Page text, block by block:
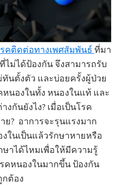
คติดต่อทางเพศสัมพันธ์ ที่มา
ไม่ได้ป้องกัน จึงสามารถรับ
นตั้งตัว และบ่อยครั้งผู้ป่วย
นองในทั้ง หนองในแท้ และ
กันยังไง? เมื่อเป็นโรค
ย? อาการจะรุนแรงมาก
ในเป็นแล้วรักษาหายหรือ
ษาได้ไหมเพื่อให้มีความรู้
คหนองในมากขึ้น ป้องกัน
กต้อง